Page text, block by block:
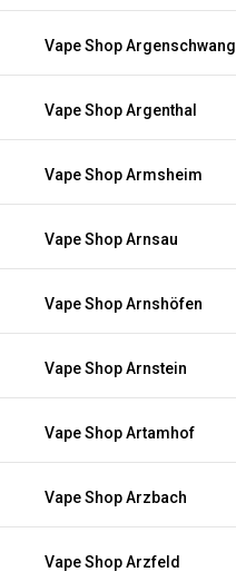
Vape Shop Argenschwang
Vape Shop Argenthal
Vape Shop Armsheim
Vape Shop Arnsau
Vape Shop Arnshöfen
Vape Shop Arnstein
Vape Shop Artamhof
Vape Shop Arzbach
Vape Shop Arzfeld